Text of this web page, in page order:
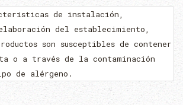
de instalación,
del establecimiento,
son susceptibles de contener
o a través de la contaminación
de alérgeno.